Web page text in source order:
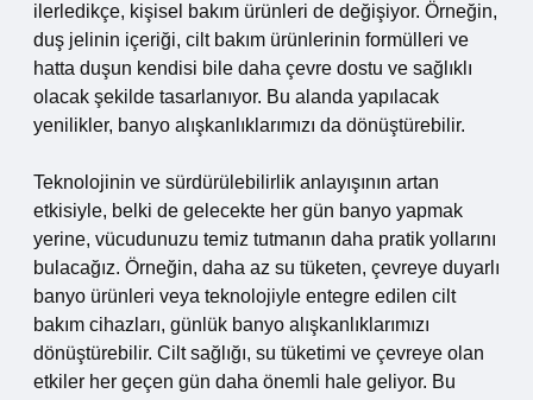
ilerledikçe, kişisel bakım ürünleri de değişiyor. Örneğin,
duş jelinin içeriği, cilt bakım ürünlerinin formülleri ve
hatta duşun kendisi bile daha çevre dostu ve sağlıklı
olacak şekilde tasarlanıyor. Bu alanda yapılacak
yenilikler, banyo alışkanlıklarımızı da dönüştürebilir.
Teknolojinin ve sürdürülebilirlik anlayışının artan
etkisiyle, belki de gelecekte her gün banyo yapmak
yerine, vücudunuzu temiz tutmanın daha pratik yollarını
bulacağız. Örneğin, daha az su tüketen, çevreye duyarlı
banyo ürünleri veya teknolojiyle entegre edilen cilt
bakım cihazları, günlük banyo alışkanlıklarımızı
dönüştürebilir. Cilt sağlığı, su tüketimi ve çevreye olan
etkiler her geçen gün daha önemli hale geliyor. Bu